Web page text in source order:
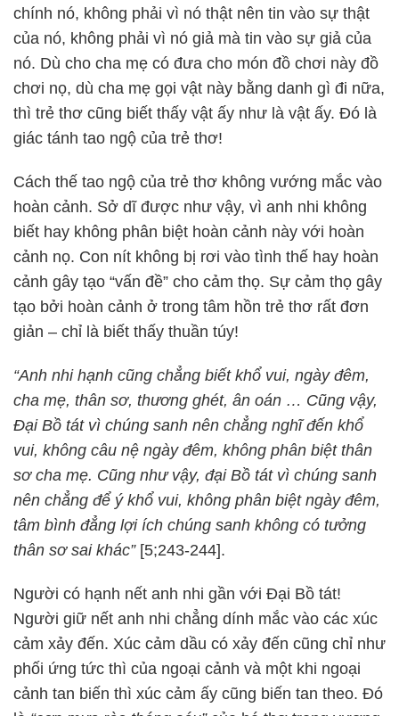
chính nó, không phải vì nó thật nên tin vào sự thật
của nó, không phải vì nó giả mà tin vào sự giả của
nó. Dù cho cha mẹ có đưa cho món đồ chơi này đồ
chơi nọ, dù cha mẹ gọi vật này bằng danh gì đi nữa,
thì trẻ thơ cũng biết thấy vật ấy như là vật ấy. Đó là
giác tánh tao ngộ của trẻ thơ!
Cách thế tao ngộ của trẻ thơ không vướng mắc vào
hoàn cảnh. Sở dĩ được như vậy, vì anh nhi không
biết hay không phân biệt hoàn cảnh này với hoàn
cảnh nọ. Con nít không bị rơi vào tình thế hay hoàn
cảnh gây tạo “vấn đề” cho cảm thọ. Sự cảm thọ gây
tạo bởi hoàn cảnh ở trong tâm hồn trẻ thơ rất đơn
giản – chỉ là biết thấy thuần túy!
“Anh nhi hạnh cũng chẳng biết khổ vui, ngày đêm,
cha mẹ, thân sơ, thương ghét, ân oán … Cũng vậy,
Đại Bồ tát vì chúng sanh nên chẳng nghĩ đến khổ
vui, không câu nệ ngày đêm, không phân biệt thân
sơ cha mẹ. Cũng như vậy, đại Bồ tát vì chúng sanh
nên chẳng để ý khổ vui, không phân biệt ngày đêm,
tâm bình đẳng lợi ích chúng sanh không có tưởng
thân sơ sai khác”[5;243-244].
Người có hạnh nết anh nhi gần với Đại Bồ tát!
Người giữ nết anh nhi chẳng dính mắc vào các xúc
cảm xảy đến. Xúc cảm dầu có xảy đến cũng chỉ như
phối ứng tức thì của ngoại cảnh và một khi ngoại
cảnh tan biến thì xúc cảm ấy cũng biến tan theo. Đó